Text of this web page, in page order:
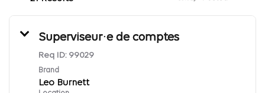
Superviseur·e de comptes
Req ID: 99029
Brand
Leo Burnett